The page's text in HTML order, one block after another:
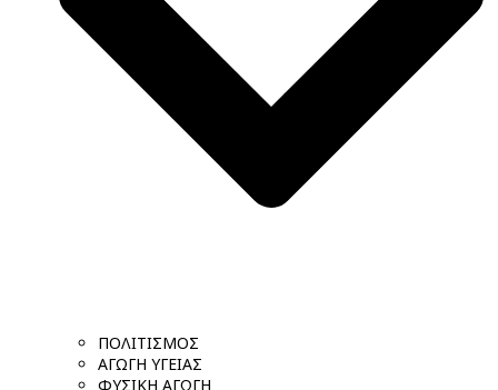
ΠΟΛΙΤΙΣΜΟΣ
ΑΓΩΓΗ ΥΓΕΙΑΣ
ΦΥΣΙΚΗ ΑΓΩΓΗ